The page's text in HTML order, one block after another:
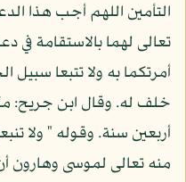
التأمين اللهم أجب هذا
تعالى لهما بالاستقامة في
أمرتكما به ولا تتبعا
خلف له. وقال ابن جريح:
أربعين سنة. وقوله " ولا
منه تعالى لموسى وهارون